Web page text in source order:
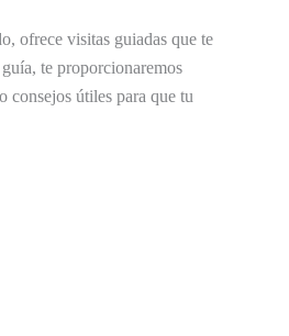
ofrece visitas guiadas que te
te proporcionaremos
consejos útiles para que tu